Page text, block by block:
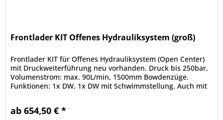
Frontlader KIT Offenes Hydrauliksystem (groß)
Frontlader KIT für Offenes Hydrauliksystem (Open Center)
mit Druckweiterführung neu vorhanden. Druck bis 250bar,
Volumenstrom: max. 90L/min, 1500mm Bowdenzüge.
Funktionen: 1x DW, 1x DW mit Schwimmstellung. Auch mit
ab 654,50 € *